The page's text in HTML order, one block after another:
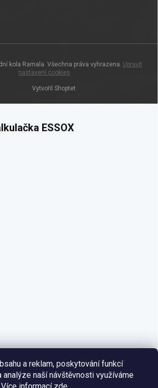
a reklam, poskytování funkcí
analýze naší návštěvnosti využíváme
Vytvořil Shoptet
kola Ramala. Všechna práva vyhrazena. Upravit
nastavení cookies
ESSOX